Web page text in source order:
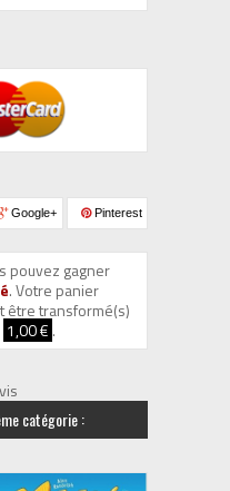
Google+ Pinterest
pouvez gagner
. Votre panier
être transformé(s)
1,00 € .
catégorie :